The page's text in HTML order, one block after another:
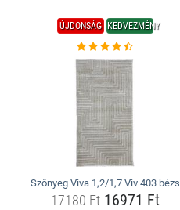
ÚJDONSÁG KEDVEZMÉNY
Szőnyeg Viva 1,2/1,7 Viv 403 bézs
17180 Ft16971 Ft